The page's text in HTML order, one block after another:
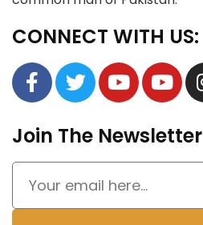
CONNECT WITH US:
Join The Newsletter